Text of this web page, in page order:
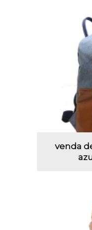
venda